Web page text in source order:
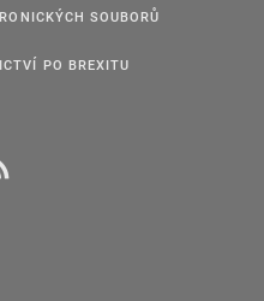
SOUBORŮ
PO BREXITU